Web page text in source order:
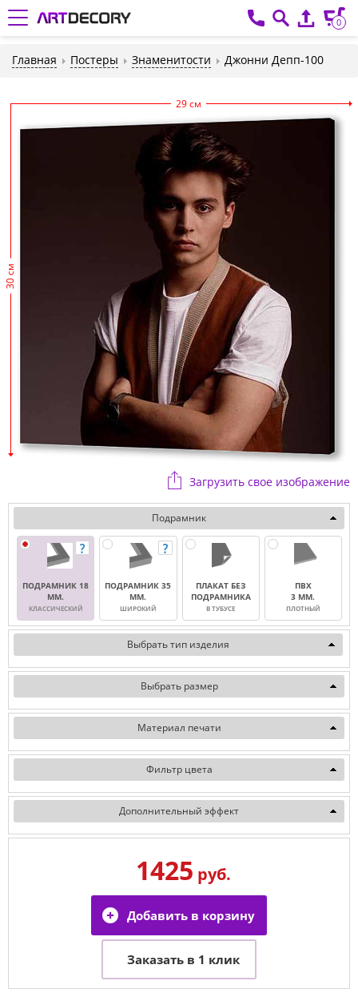
0
Главная Постеры Знаменитости Джонни Депп-100
29 см
30 см
Загрузить свое изображение
Подрамник
ПОДРАМНИК 18
ММ.
КЛАССИЧЕСКИЙ
ПОДРАМНИК 35
ММ.
ШИРОКИЙ
ПЛАКАТ БЕЗ
ПОДРАМНИКА
В ТУБУСЕ
ПВХ
3 ММ.
ПЛОТНЫЙ
Выбрать тип изделия
Выбрать размер
Материал печати
Фильтр цвета
Дополнительный эффект
1425 руб.